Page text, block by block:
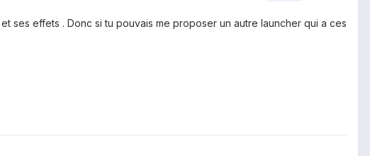
effets . Donc si tu pouvais me proposer un autre launcher qui a ces